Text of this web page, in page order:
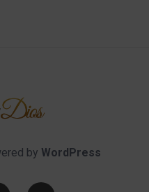
by WordPress